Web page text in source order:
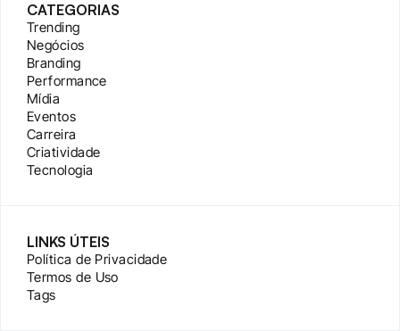
CATEGORIAS
Trending
Negócios
Branding
Performance
Mídia
Eventos
Carreira
Criatividade
Tecnologia
LINKS ÚTEIS
Política de Privacidade
Termos de Uso
Tags